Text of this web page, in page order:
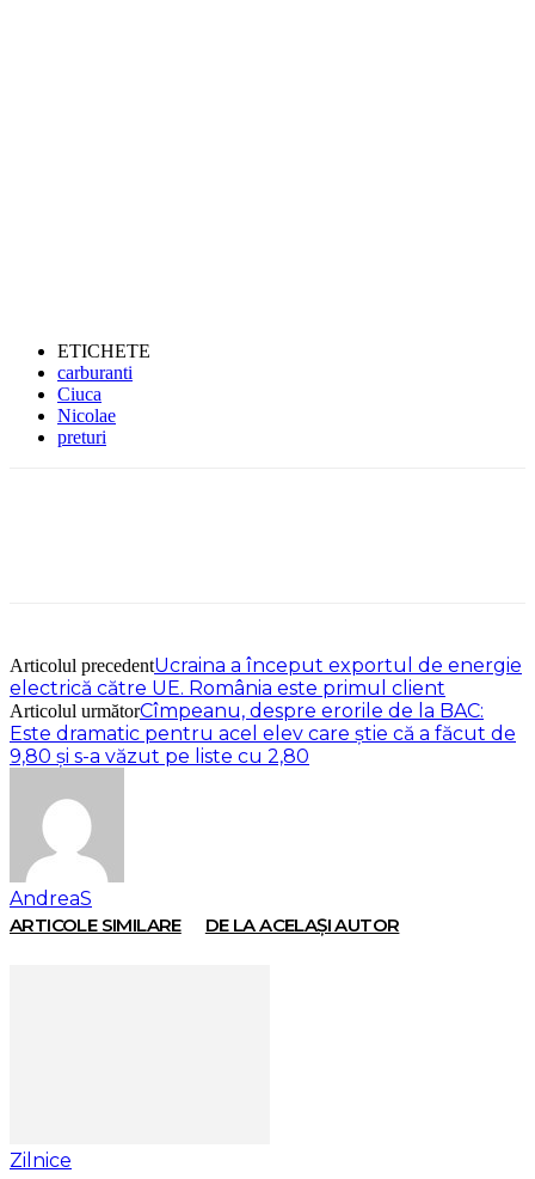
ETICHETE
carburanti
Ciuca
Nicolae
preturi
Articolul precedentUcraina a început exportul de energie
electrică către UE. România este primul client
Articolul următorCîmpeanu, despre erorile de la BAC:
Este dramatic pentru acel elev care știe că a făcut de
9,80 și s-a văzut pe liste cu 2,80
AndreaS
ARTICOLE SIMILARE
DE LA ACELAȘI AUTOR
Zilnice